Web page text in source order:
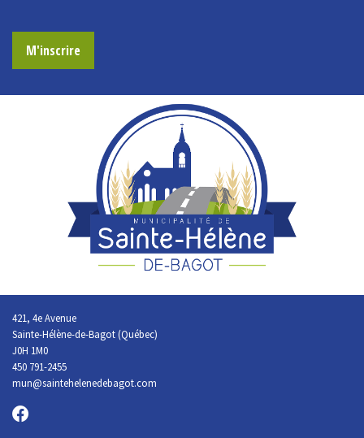
M'inscrire
421, 4e Avenue
Sainte-Hélène-de-Bagot (Québec)
J0H 1M0
450 791-2455
mun@saintehelenedebagot.com